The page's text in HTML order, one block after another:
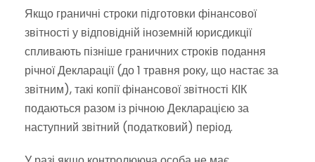
Якщо граничні строки підготовки фінансової
звітності у відповідній іноземній юрисдикції
спливають пізніше граничних строків подання
річної Декларації (до 1 травня року, що настає за
звітним), такі копії фінансової звітності КІК
подаються разом із річною Декларацією за
наступний звітний (податковий) період.